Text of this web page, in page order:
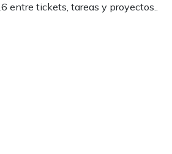
entre tickets, tareas y proyectos..